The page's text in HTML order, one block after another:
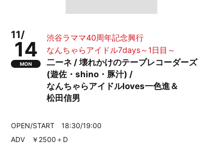
11/
14
MON
渋谷ラママ40周年記念興行
なんちゃらアイドル7days～1日目～
二ーネ / 壊れかけのテープレコーダーズ
(遊佐・shino・豚汁) /
なんちゃらアイドルloves一色進＆
松田信男
OPEN/START 18:30/19:00
ADV ￥2500＋D